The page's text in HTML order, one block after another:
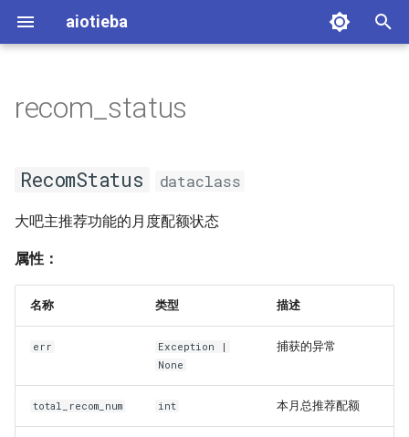
aiotieba
始
搜
索
入门教程
异步编程入门教程
实用微脚本合集
_classdef
RecomStatus
recom_status
RecomStatus dataclass
大吧主推荐功能的月度配额状态
属性：
名称 类型 描述
err Exception |
None
捕获的异常
total_recom_num int 本月总推荐配额